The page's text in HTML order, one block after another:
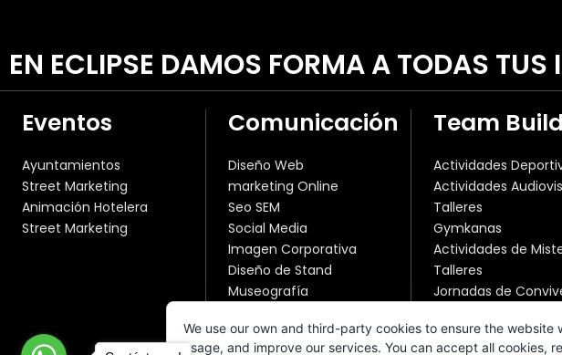
EN ECLIPSE DAMOS FORMA A TODAS TUS
Eventos
Ayuntamientos
Street Marketing
Animación Hotelera
Street Marketing
Comunicación
Diseño Web
marketing Online
Seo SEM
Social Media
Imagen Corporativa
Diseño de Stand
Museografía
Fotografía y Vídeo
Team
Actividades
Actividades
Talleres
Gymkanas
Actividades de
Talleres
Jornadas de
We use our own and third-party cookies to ensure the website
usage, and improve our services. You can accept all cookies,